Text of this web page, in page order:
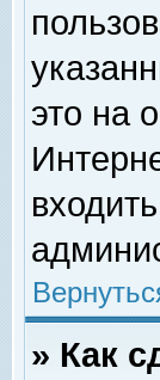
это на
» Как